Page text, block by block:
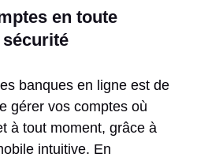
en toute
banques en ligne est de
gérer vos comptes où
à tout moment, grâce à
intuitive. En